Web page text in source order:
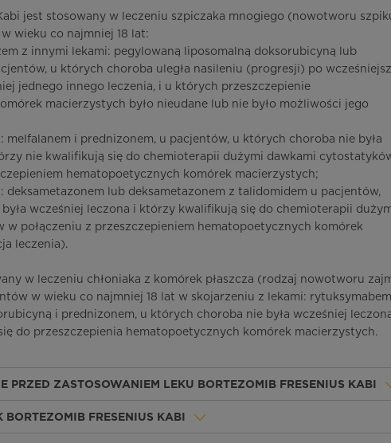
jest stosowany w leczeniu szpiczaka mnogiego (nowotworu
wieku co najmniej 18 lat:
z innymi lekami: pegylowaną liposomalną doksorubicyną lub
u których choroba uległa nasileniu (progresji) po
jednego innego leczenia, i u których przeszczepienie
macierzystych było nieudane lub nie było możliwości jego
melfalanem i prednizonem, u pacjentów, u których choroba nie była
nie kwalifikują się do chemioterapii dużymi dawkami
hematopoetycznych komórek macierzystych;
deksametazonem lub deksametazonem z talidomidem u pacjentów,
wcześniej leczona i którzy kwalifikują się do chemioterapii
połączeniu z przeszczepieniem hematopoetycznych komórek
leczenia).
w leczeniu chłoniaka z komórek płaszcza (rodzaj nowotworu
w wieku co najmniej 18 lat w skojarzeniu z lekami:
i prednizonem, u których choroba nie była wcześniej
do przeszczepienia hematopoetycznych komórek macierzystych.
PRZED ZASTOSOWANIEM LEKU BORTEZOMIB FRESENIUS KABI
BORTEZOMIB FRESENIUS KABI